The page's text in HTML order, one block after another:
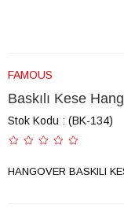
FAMOUS
Baskılı Kese
Stok Kodu (BK-134)
HANGOVER BASKILI